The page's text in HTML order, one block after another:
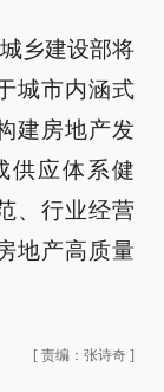
乡建设部将
城市内涵式
建房地产发
供应体系健
、行业经营
地产高质量
[ 责编：张诗奇 ]